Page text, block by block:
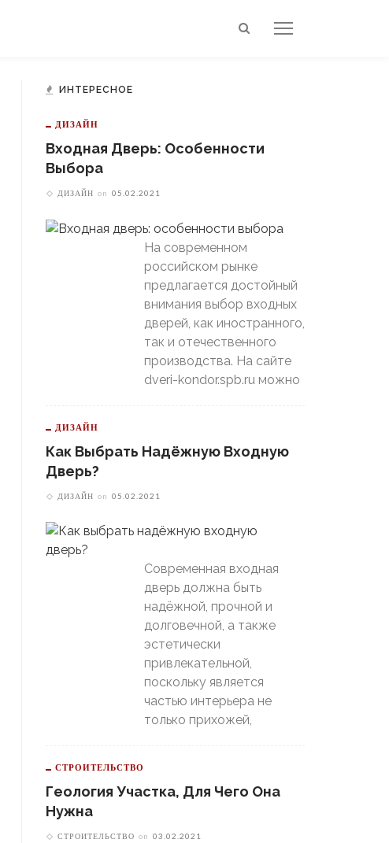
ИНТЕРЕСНОЕ
ДИЗАЙН
Входная Дверь: Особенности
Выбора
ДИЗАЙН on 05.02.2021
На современном
российском рынке
предлагается достойный
внимания выбор входных
дверей, как иностранного,
так и отечественного
производства. На сайте
dveri-kondor.spb.ru можно
ДИЗАЙН
Как Выбрать Надёжную Входную
Дверь?
ДИЗАЙН on 05.02.2021
Современная входная
дверь должна быть
надёжной, прочной и
долговечной, а также
эстетически
привлекательной,
поскольку является
частью интерьера не
только прихожей,
СТРОИТЕЛЬСТВО
Геология Участка, Для Чего Она
Нужна
СТРОИТЕЛЬСТВО on 03.02.2021